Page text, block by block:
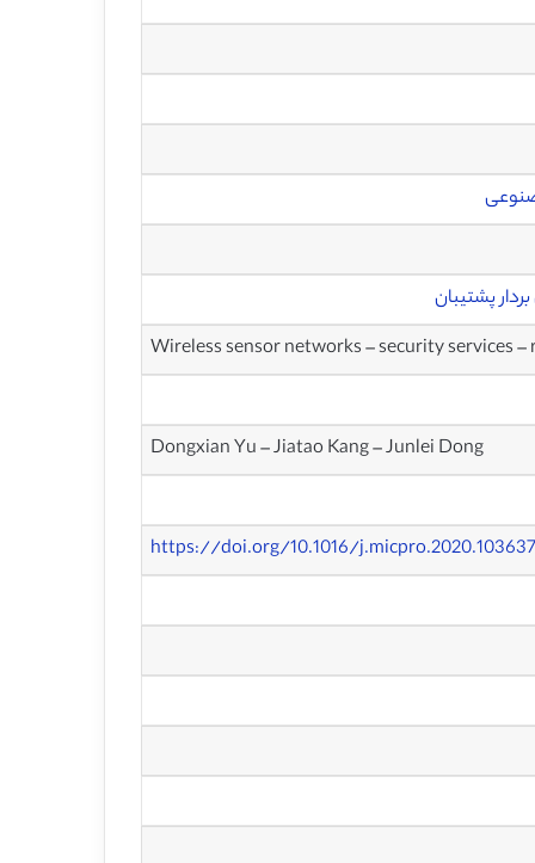
پشتیبان
Wireless sensor networks – security services
Dongxian Yu – Jiatao Kang – Junlei Dong
https://doi.org/10.1016/j.micpro.2020.103637